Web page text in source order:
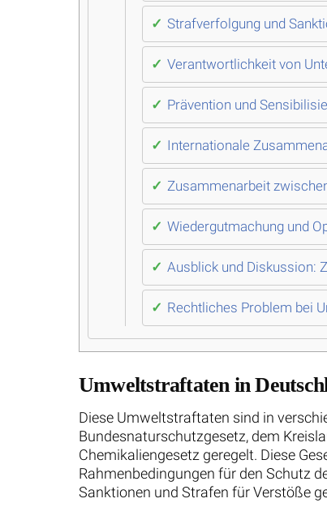
Strafverfolgung und
Verantwortlichkeit von
Prävention und
Internationale
Zusammenarbeit
Wiedergutmachung und
Ausblick und Diskussion:
Rechtliches Problem bei
Umweltstraftaten in
Diese Umweltstraftaten sind in
Bundesnaturschutzgesetz, dem
Chemikaliengesetz geregelt. Diese
Rahmenbedingungen für den Schutz
Sanktionen und Strafen für Verstöße